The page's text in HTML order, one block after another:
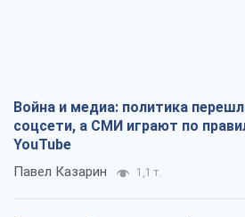
Война и медиа: политика
соцсети, а СМИ играют по
YouTube
Павел Казарин 1,1 т.